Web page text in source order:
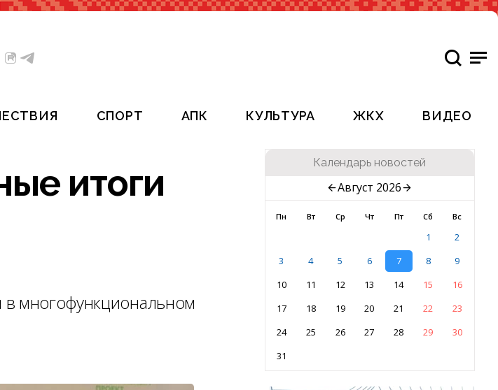
СПОРТ АПК КУЛЬТУРА ЖКХ ВИДЕО
итоги
многофункциональном
Календарь новостей
Август 2026
Пн Вт Ср Чт Пт Сб Вс
1
2
3
4 5 6 7 8
9
10
11 12 13 14 15
16
17
18 19 20 21 22
23
24
25 26 27 28 29
30
31